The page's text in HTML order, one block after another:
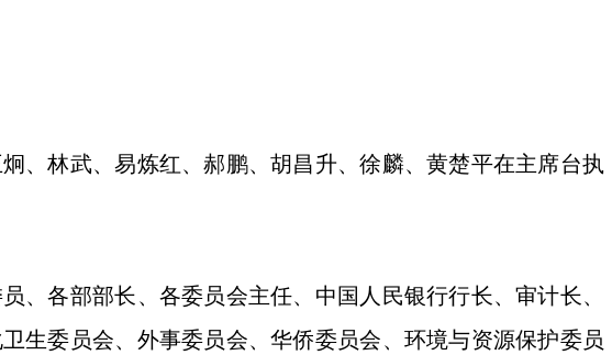
林武、易炼红、郝鹏、胡昌升、徐麟、黄楚平在主席台执
各部部长、各委员会主任、中国人民银行行长、审计长、
生委员会、外事委员会、华侨委员会、环境与资源保护委员